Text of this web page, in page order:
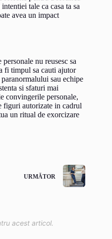
tale ca casa ta sa
avea un impact
nu reusesc sa
fi timpul sa cauti ajutor
sau echipe
si sfaturi mai
convingerile personale,
figuri autorizate in cadrul
un ritual de exorcizare
URMĂTOR
acest articol.